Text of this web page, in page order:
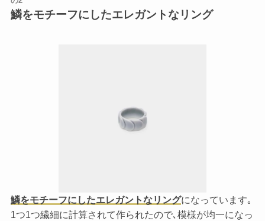
鱗をモチーフにしたエレガントなリング
鱗をモチーフにしたエレガントなリングになっています｡
1つ1つ繊細に計算されて作られたので､模様が均一になっ